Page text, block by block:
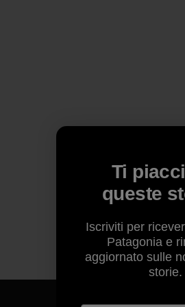
Ti
queste
Iscriviti per
Patagonia e
aggiornato sulle
storie.